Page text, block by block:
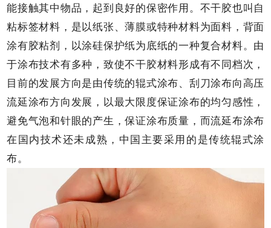
能接触其中物品，起到良好的保密作用。不干胶也叫自
粘标签材料，是以纸张、薄膜或特种材料为面料，背面
涂有胶粘剂，以涂硅保护纸为底纸的一种复合材料。由
于涂布技术有多种，致使不干胶材料形成有不同档次，
目前的发展方向是由传统的辊式涂布、刮刀涂布向高压
流延涂布方向发展，以最大限度保证涂布的均匀感性，
避免气泡和针眼的产生，保证涂布质量，而流延布涂布
在国内技术还未成熟，中国主要采用的是传统辊式涂
布。